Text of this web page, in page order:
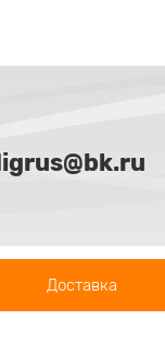
Доставка